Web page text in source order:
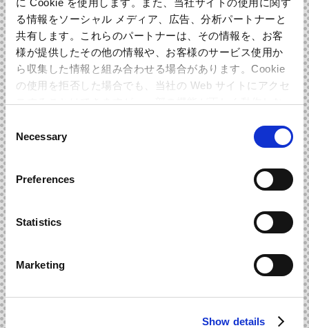
る情報をソーシャル メディア、広告、分析パートナーと
共有します。これらのパートナーは、その情報を、お客
様が提供したその他の情報や、お客様のサービス使用か
ら収集した情報と組み合わせる場合があります。Cookie
の使用を拒否した場合でも、当社の Web サイトにアクセ
スすることはできますが、一部の機能が正しく動作しな
Consent
Selection
Necessary
Preferences
Statistics
Marketing
Show details
INTRODUCTION
2015年7月23日に発売された､プレイステーション3/プレイス
そのサウンドトラックCDがミュージックレインより絶賛発売
｢千利休のテーマ｣をはじめ全26曲を収録したファン必携のCD